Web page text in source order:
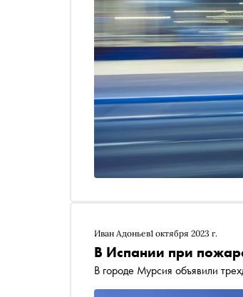
Иван Адоньев1 октября 2023 г.
В Испании при
В городе Мурсия объявили